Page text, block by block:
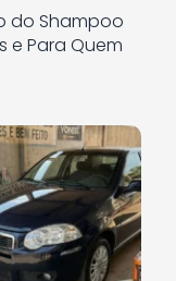
do Shampoo
e Para Quem